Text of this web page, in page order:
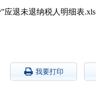
应退未退纳税人明细表.xls
我要打印